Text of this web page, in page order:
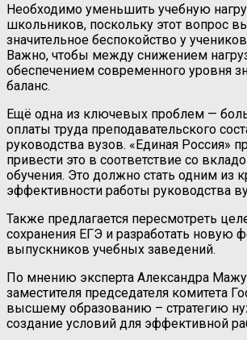
Необходимо уменьшить учебную
школьников, поскольку этот вопрос
значительное беспокойство у
Важно, чтобы между снижением
обеспечением современного уровня
баланс.
Ещё одна из ключевых проблем —
оплаты труда преподавательского
руководства вузов. «Единая Россия»
привести это в соответствие со
обучения. Это должно стать одним из
эффективности работы руководства
Также предлагается пересмотреть
сохранения ЕГЭ и разработать новую
выпускников учебных заведений.
По мнению эксперта Александра
заместителя председателя комитета
высшему образованию – стратегию
создание условий для эффективной